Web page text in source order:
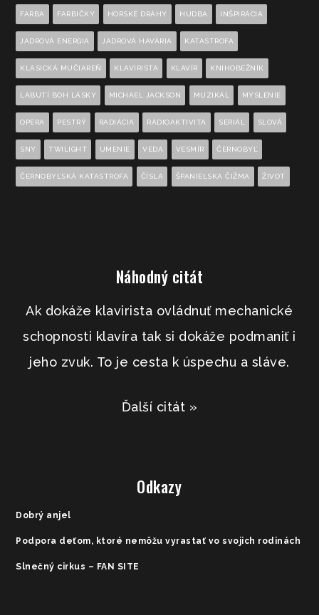
FARBA FARBIČKY HORSKÉ DRÁHY HUDBA INŠPIRÁCIA
JADROVÁ ENERGIA JADROVÁ HAVÁRIA KATASTROFA
KLASICKÁ MUČIAREŇ KLAVIRISTA KLAVÍR KNIHOBEŽNÍK
LABUTÍ BOH LÁSKY MICHAEL JACKSON MUZIKÁL MYSLENIE
OPERA PESTRÝ RADIÁCIA RÁDIOAKTIVITA SERIÁL SLOVÁ
SNY TWILIGHT UMENIE VEDA VESMÍR ČERNOBYĽ
ČERNOBYĽSKÁ KATASTROFA ČÍSLA ŠPANIELSKA ČIŽMA ŽIVOT
Náhodný citát
Ak dokáže klavirista ovládnuť mechanické
schopnosti klavíra tak si dokáže podmaniť i
jeho zvuk. To je cesta k úspechu a sláve.
Ďalší citát »
Odkazy
Dobrý anjel
Podpora deťom, ktoré nemôžu vyrastať vo svojich rodinách
Slnečný cirkus – FAN SITE